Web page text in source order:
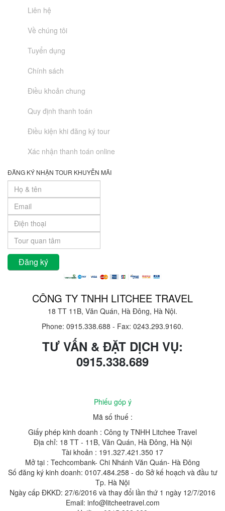
Liên hệ
Về chúng tôi
Tuyển dụng
Chính sách
Điều khoản chung
Quy định thanh toán
Điều kiện khi đăng ký tour
Xác nhận thanh toán online
ĐĂNG KÝ NHẬN TOUR KHUYỄN MÃI
CÔNG TY TNHH LITCHEE TRAVEL
18 TT 11B, Văn Quán, Hà Đông, Hà Nội.
Phone: 0915.338.688 - Fax: 0243.293.9160.
TƯ VẤN & ĐẶT DỊCH VỤ:
0915.338.689
Phiếu góp ý
Mã số thuế :
Giấy phép kinh doanh : Công ty TNHH Litchee Travel
Địa chỉ: 18 TT - 11B, Văn Quán, Hà Đông, Hà Nội
Tài khoản : 191.327.421.350 17
Mở tại : Techcombank- Chi Nhánh Văn Quán- Hà Đông
Số đăng ký kinh doanh: 0107.484.258 - do Sở kế hoạch và đầu tư
Tp. Hà Nội
Ngày cấp ĐKKD: 27/6/2016 và thay đổi lần thứ 1 ngày 12/7/2016
Email: info@litcheetravel.com